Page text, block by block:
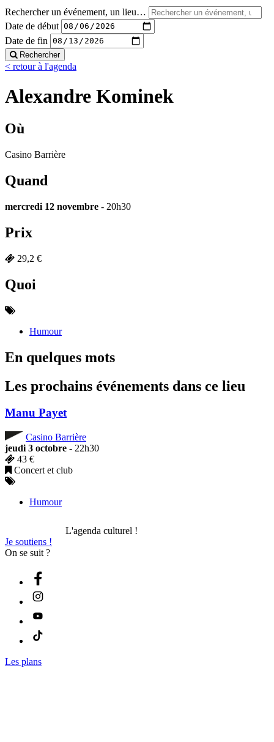
Rechercher un événement, un lieu…
Date de début
Date de fin
Rechercher
< retour à l'agenda
Alexandre Kominek
Où
Casino Barrière
Quand
mercredi 12 novembre - 20h30
Prix
29,2 €
Quoi
Humour
En quelques mots
Les prochains événements dans ce lieu
Manu Payet
Casino Barrière
jeudi 3 octobre - 22h30
43 €
Concert et club
Humour
L'agenda culturel !
Je soutiens !
On se suit ?
Les plans